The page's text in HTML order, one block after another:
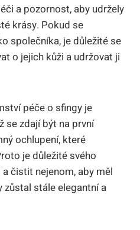
a pozornost, aby udržely
krásy. Pokud se
společníka, je důležité se
o jejich kůži a udržovat ji
péče o sfingy je
se zdají být na první
ochlupení, které
je důležité svého
čistit nejenom, aby měl
zůstal stále elegantní a